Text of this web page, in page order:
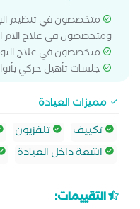
متخصصون في تنظيم
ومتخصصون في علاج الام
متخصصون في علاج
جلسات تأهيل حركي
مميزات العيادة
تكييف
تلفزيون
اشعة داخل العيادة
التقييمات: